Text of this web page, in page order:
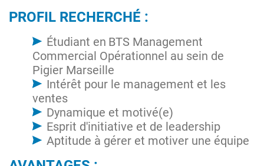
PROFIL RECHERCHÉ :
Étudiant en BTS Management
Commercial Opérationnel au sein de
Pigier Marseille
Intérêt pour le management et les
ventes
Dynamique et motivé(e)
Esprit d'initiative et de leadership
Aptitude à gérer et motiver une équipe